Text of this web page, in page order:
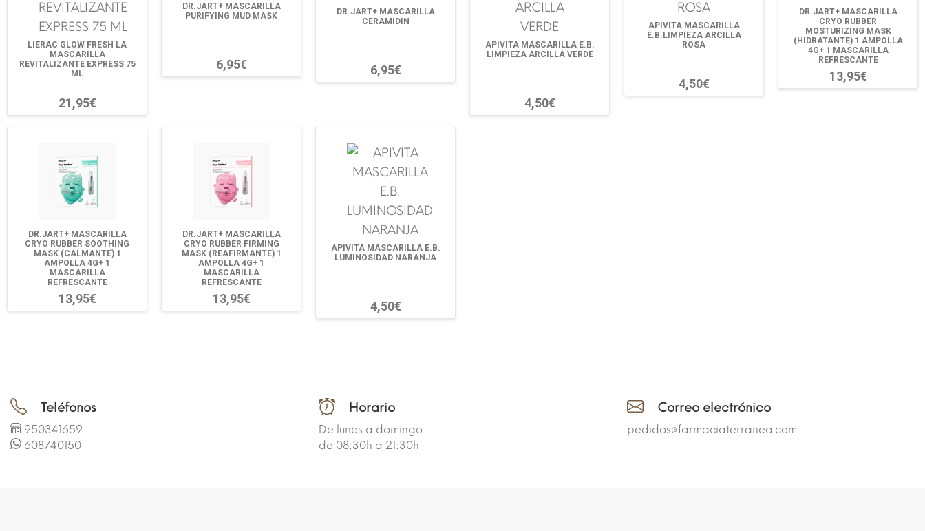
LIERAC GLOW FRESH LA
MASCARILLA
REVITALIZANTE EXPRESS 75
ML
21,95€
DR.JART+ MASCARILLA
PURIFYING MUD MASK
6,95€
DR.JART+ MASCARILLA
CERAMIDIN
6,95€
APIVITA MASCARILLA E.B.
LIMPIEZA ARCILLA VERDE
4,50€
APIVITA MASCARILLA
E.B.LIMPIEZA ARCILLA
ROSA
4,50€
DR.JART+ MASCARILLA
CRYO RUBBER
MOSTURIZING MASK
(HIDRATANTE) 1 AMPOLLA
4G+ 1 MASCARILLA
REFRESCANTE
13,95€
DR.JART+ MASCARILLA
CRYO RUBBER SOOTHING
MASK (CALMANTE) 1
AMPOLLA 4G+ 1
MASCARILLA
REFRESCANTE
13,95€
DR.JART+ MASCARILLA
CRYO RUBBER FIRMING
MASK (REAFIRMANTE) 1
AMPOLLA 4G+ 1
MASCARILLA
REFRESCANTE
13,95€
APIVITA MASCARILLA E.B.
LUMINOSIDAD NARANJA
4,50€
Teléfonos
950341659
608740150
Horario
De lunes a domingo
de 08:30h a 21:30h
Correo electrónico
pedidos@farmaciaterranea.com